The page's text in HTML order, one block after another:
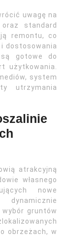
uwagę na
standard
remontu, co
dostosowania
gotowe do
użytkowania.
system
utrzymania
atrakcyjną
własnego
nowe
gruntów
obrzeżach, w